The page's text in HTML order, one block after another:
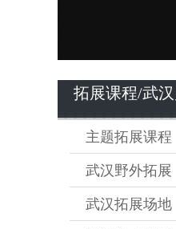
拓展课程/武
主题拓展课程
武汉野外拓展
武汉拓展场地